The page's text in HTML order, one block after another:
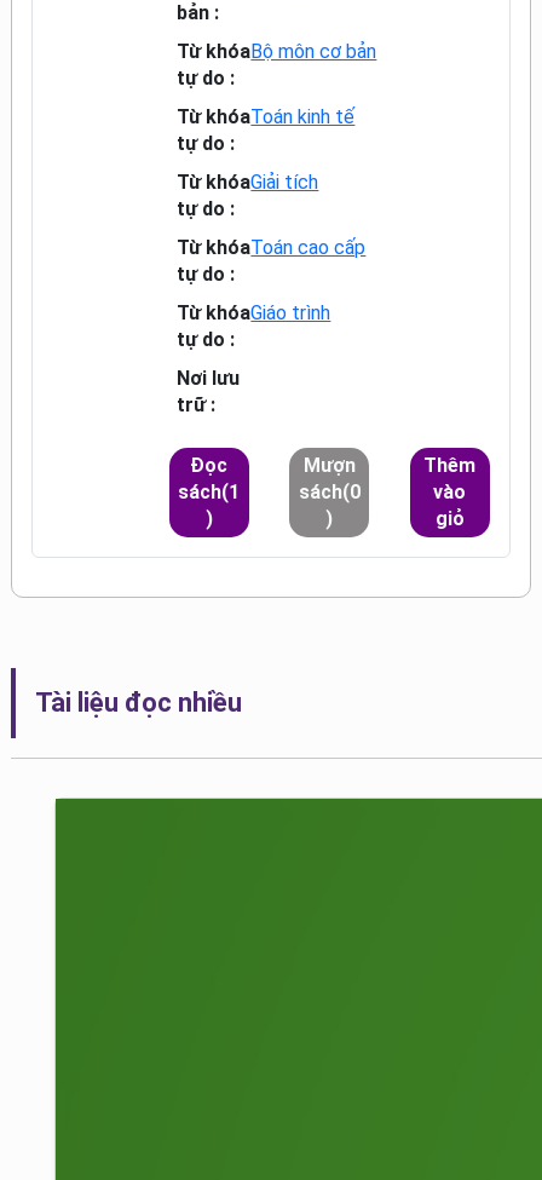
bản :
Từ khóa
tự do :
Bộ môn cơ bản
Từ khóa
tự do :
Toán kinh tế
Từ khóa
tự do :
Giải tích
Từ khóa
tự do :
Toán cao cấp
Từ khóa
tự do :
Giáo trình
Nơi lưu
trữ :
Đọc
sách(1
)
Mượn
sách(0
)
Thêm
vào
giỏ
Tài liệu đọc nhiều